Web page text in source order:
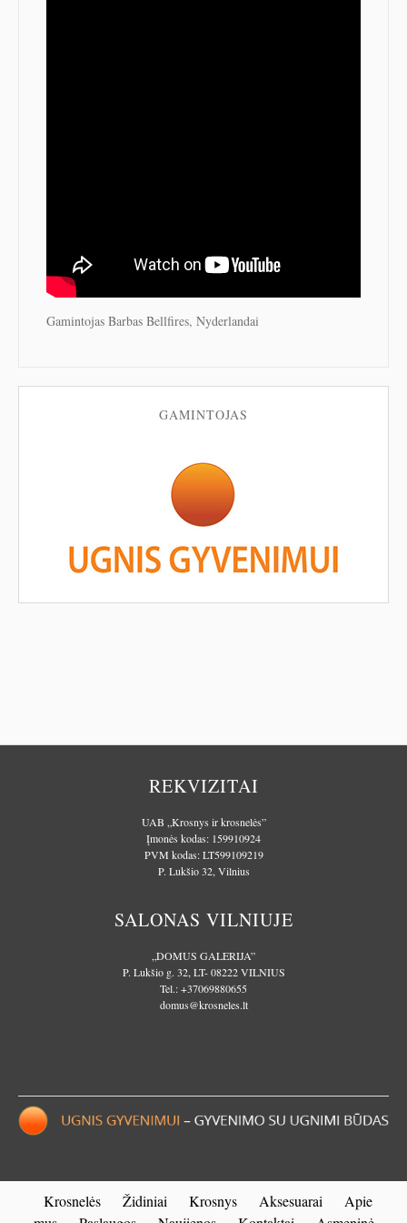
Gamintojas Barbas Bellfires, Nyderlandai
GAMINTOJAS
REKVIZITAI
UAB „Krosnys ir krosnelės”
Įmonės kodas: 159910924
PVM kodas: LT599109219
P. Lukšio 32, Vilnius
SALONAS VILNIUJE
„DOMUS GALERIJA”
P. Lukšio g. 32, LT- 08222 VILNIUS
Tel.:+37069880655
domus@krosneles.lt
Krosnelės Židiniai Krosnys Aksesuarai
Apie